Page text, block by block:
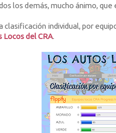
los demás, mucho ánimo,
clasificación individual, por
Locos del CRA.